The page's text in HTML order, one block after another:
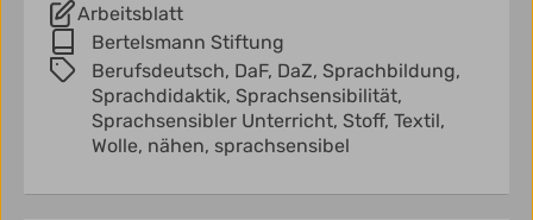
Arbeitsblatt
Bertelsmann Stiftung
Berufsdeutsch, DaF, DaZ, Sprachbildung,
Sprachdidaktik, Sprachsensibilität,
Sprachsensibler Unterricht, Stoff, Textil,
Wolle, nähen, sprachsensibel